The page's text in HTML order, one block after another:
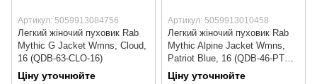
Артикул: 5059913084756
Легкий жіночий пуховик Rab
Mythic G Jacket Wmns, Cloud,
16 (QDB-63-CLO-16)
Ціну уточнюйте
Артикул: 5059913010458
Легкий жіночий пуховик Rab
Mythic Alpine Jacket Wmns,
Patriot Blue, 16 (QDB-46-PTB-
16)
Ціну уточнюйте